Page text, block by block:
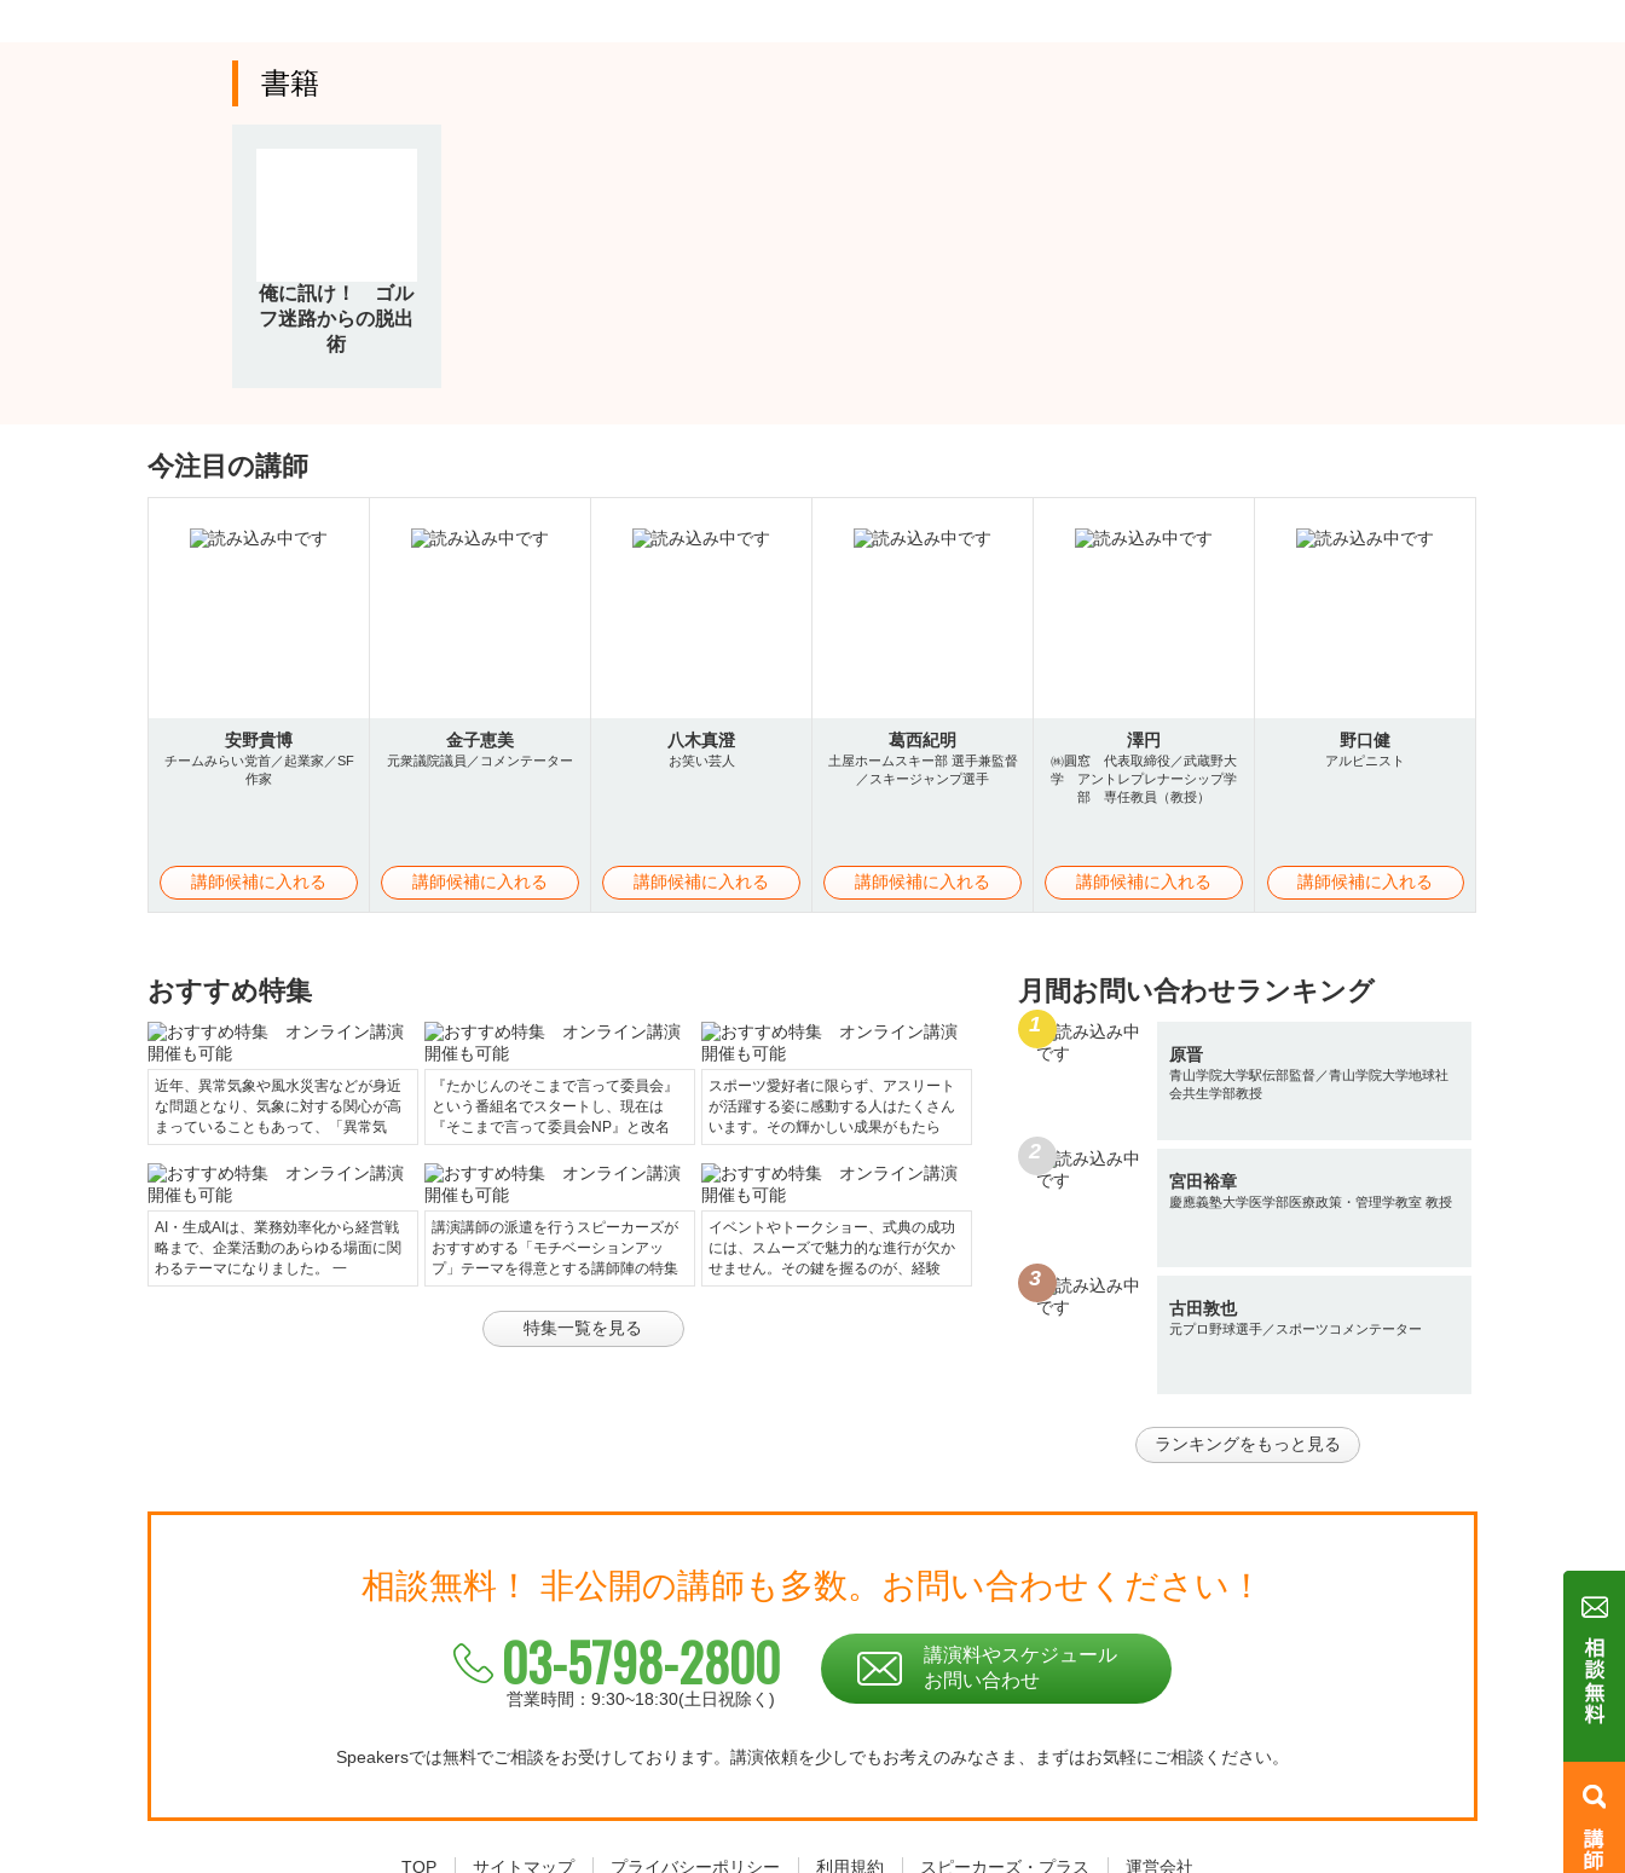
書籍
俺に訊け！ ゴル
フ迷路からの脱出
術
今注目の講師
安野貴博
チームみらい党首／起業家／SF
作家
講師候補に入れる
金子恵美
元衆議院議員／コメンテーター
講師候補に入れる
八木真澄
お笑い芸人
講師候補に入れる
葛西紀明
土屋ホームスキー部 選手兼監督
／スキージャンプ選手
講師候補に入れる
澤円
㈱圓窓 代表取締役／武蔵野大
学 アントレプレナーシップ学
部 専任教員（教授）
講師候補に入れる
野口健
アルピニスト
講師候補に入れる
おすすめ特集
近年、異常気象や風水災害などが身近
な問題となり、気象に対する関心が高
まっていることもあって、「異常気
『たかじんのそこまで言って委員会』
という番組名でスタートし、現在は
『そこまで言って委員会NP』と改名
スポーツ愛好者に限らず、アスリート
が活躍する姿に感動する人はたくさん
います。その輝かしい成果がもたら
AI・生成AIは、業務効率化から経営戦
略まで、企業活動のあらゆる場面に関
わるテーマになりました。 一
講演講師の派遣を行うスピーカーズが
おすすめする「モチベーションアッ
プ」テーマを得意とする講師陣の特集
イベントやトークショー、式典の成功
には、スムーズで魅力的な進行が欠か
せません。その鍵を握るのが、経験
特集一覧を見る
月間お問い合わせランキング
原晋
青山学院大学駅伝部監督／青山学院大学地球社
会共生学部教授
宮田裕章
慶應義塾大学医学部医療政策・管理学教室 教授
古田敦也
元プロ野球選手／スポーツコメンテーター
ランキングをもっと見る
相談無料！ 非公開の講師も多数。 お問い合わせください！
03-5798-2800
営業時間：9:30~18:30(土日祝除く)
講演料やスケジュール
お問い合わせ
Speakersでは無料でご相談をお受けしております。 講演依頼を少しでもお考えのみなさま、 まずはお気軽にご相談ください。
TOP サイトマップ プライバシーポリシー 利用規約 スピーカーズ・プラス 運営会社